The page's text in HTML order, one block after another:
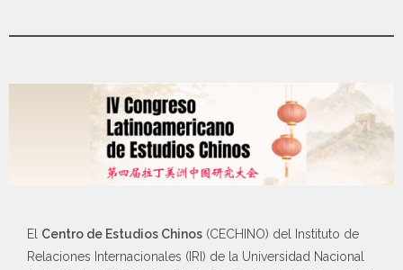
El Centro de Estudios Chinos (CECHINO) del Instituto de
Relaciones Internacionales (IRI) de la Universidad Nacional